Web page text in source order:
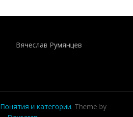
Вячеслав Румянцев
Понятия и категории. Theme by